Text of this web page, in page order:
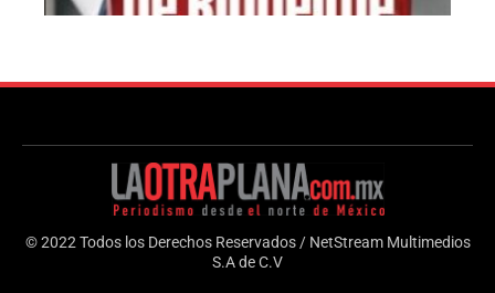
© 2022 Todos los Derechos Reservados / NetStream Multimedios
S.A de C.V